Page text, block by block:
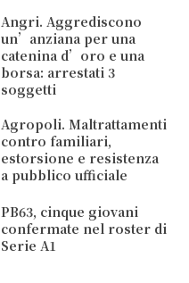
Angri. Aggrediscono
un’anziana per una
catenina d’oro e una
borsa: arrestati 3
soggetti
Agropoli. Maltrattamenti
contro familiari,
estorsione e resistenza
a pubblico ufficiale
PB63, cinque giovani
confermate nel roster di
Serie A1